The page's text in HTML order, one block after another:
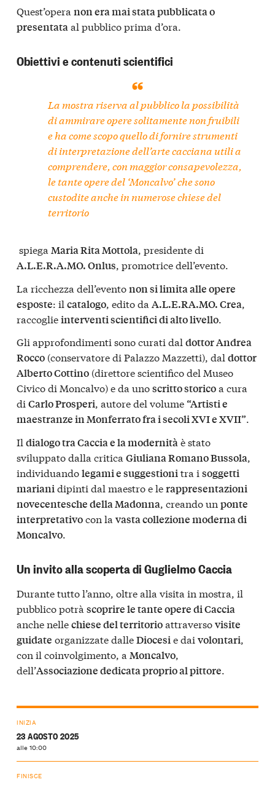
Quest’opera non era mai stata pubblicata o
presentata al pubblico prima d’ora.
Obiettivi e contenuti scientifici
La mostra riserva al pubblico la possibilità
di ammirareopere solitamente non fruibili
e ha come scopo quello di fornirestrumenti
di interpretazione dell’arte cacciana utili a
comprendere, con maggior consapevolezza,
le tanteopere del ‘Moncalvo’che sono
custodite anche in numerose chiese del
territorio
spiega Maria Rita Mottola, presidente di
A.L.E.R.A.MO. Onlus, promotrice dell’evento.
La ricchezza dell’eventonon si limita alle opere
esposte: il catalogo , edito da A.L.E.RA.MO. Crea
raccoglieinterventi scientifici di alto livello
Gli approfondimenti sono curati dal dottor Andrea
Rocco (conservatore di Palazzo Mazzetti), dal dottor
Alberto Cottino (direttore scientifico del Museo
Civico di Moncalvo) e da unoscritto storicoa cura
di Carlo Prosperi, autore del volume “Artisti e
maestranze in Monferrato fra i secoli XVI e XVII”.
Il dialogo tra Caccia e la modernitàè stato
sviluppato dalla critica Giuliana Romano Bussola,
individuandolegami e suggestionitra i soggetti
marianidipinti dal maestro e lerappresentazioni
novecentesche della Madonna, creando un ponte
interpretativocon la vasta collezione moderna di
Moncalvo.
Un invito alla scoperta di Guglielmo Caccia
Durante tutto l’anno, oltre alla visita in mostra, il
pubblico potrà scoprire le tante opere di Caccia
anche nellechiese del territorioattraversovisite
guidate organizzate dalleDiocesie dai volontari,
con il coinvolgimento, a Moncalvo,
dell’Associazione dedicata proprio al pittore.
INIZIA
23 AGOSTO 2025
alle 10:00
FINISCE